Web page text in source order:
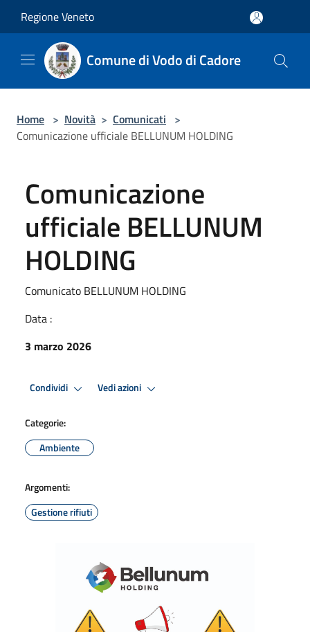
Regione Veneto
Comune di Vodo di Cadore
Home > Novità > Comunicati >
Comunicazione ufficiale BELLUNUM HOLDING
Comunicazione
ufficiale BELLUNUM
HOLDING
Comunicato BELLUNUM HOLDING
Data :
3 marzo 2026
Condividi Vedi azioni
Categorie:
Ambiente
Argomenti:
Gestione rifiuti